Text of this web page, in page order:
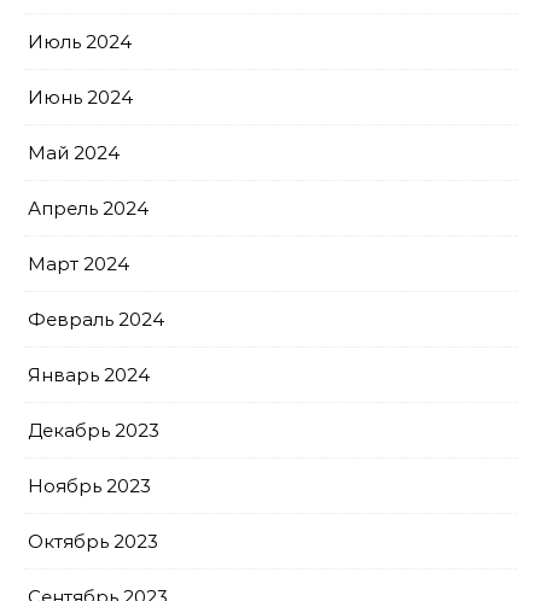
Июль 2024
Июнь 2024
Май 2024
Апрель 2024
Март 2024
Февраль 2024
Январь 2024
Декабрь 2023
Ноябрь 2023
Октябрь 2023